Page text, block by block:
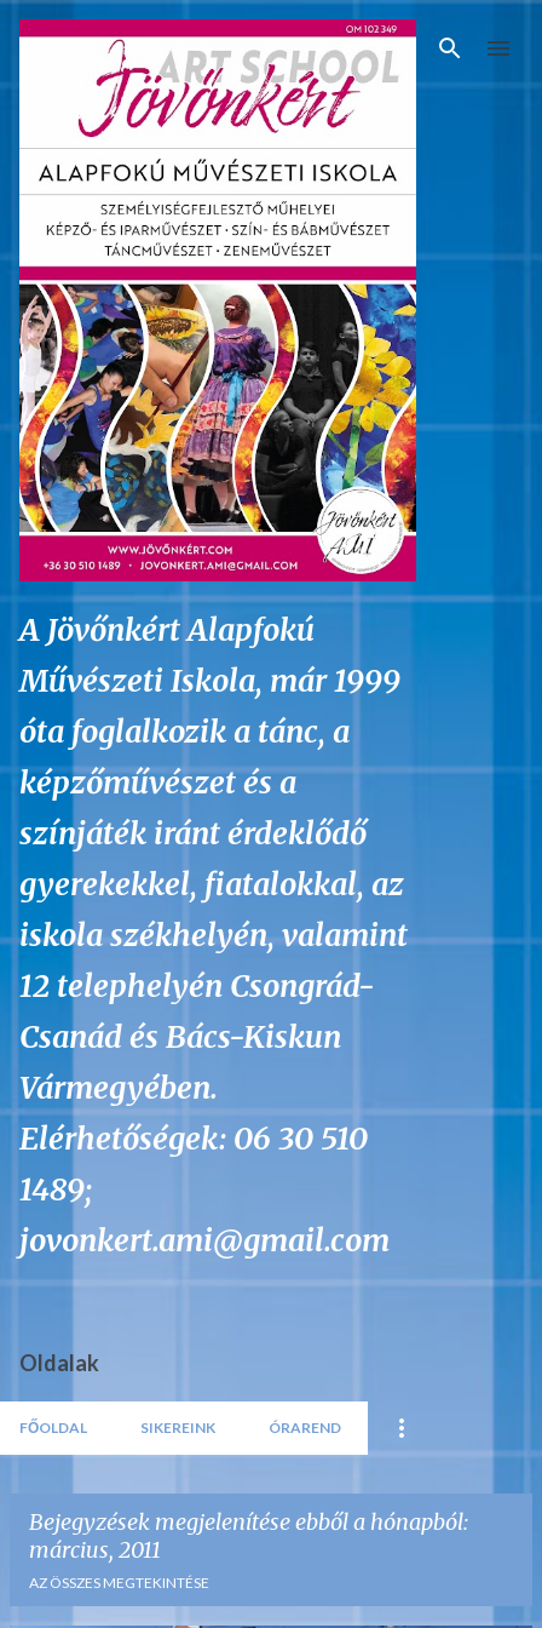
Ugrás a fő tartalomra
A Jövőnkért Alapfokú
Művészeti Iskola, már 1999
óta foglalkozik a tánc, a
képzőművészet és a
színjáték iránt érdeklődő
gyerekekkel, fiatalokkal, az
iskola székhelyén, valamint
12 telephelyén Csongrád-
Csanád és Bács-Kiskun
Vármegyében.
Elérhetőségek: 06 30 510
1489;
jovonkert.ami@gmail.com
Oldalak
FŐOLDAL SIKEREINK ÓRAREND
Bejegyzések megjelenítése ebből a hónapból:
március, 2011
AZ ÖSSZES MEGTEKINTÉSE